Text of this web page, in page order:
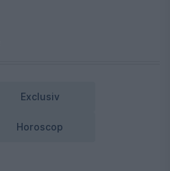
Exclusiv
Horoscop